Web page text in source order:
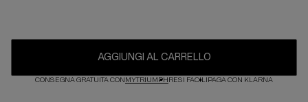
AGGIUNGI AL CARRELLO
CONSEGNA GRATUITA CONMYTRIUMPHRESI FACILIPAGA CON KLARNA